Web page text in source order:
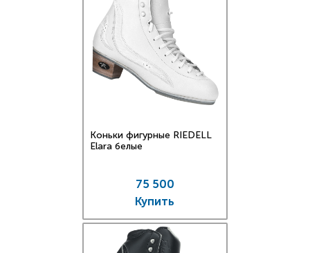
Коньки фигурные RIEDELL
Elara белые
75 500
Купить